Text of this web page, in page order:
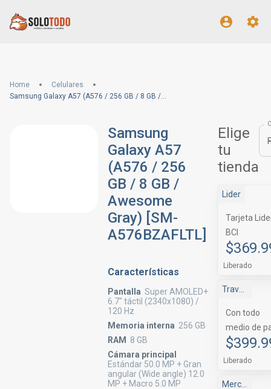
Home
Celulares
Samsung Galaxy A57 (A576 / 256 GB / 8 GB / Awesome Gray) [SM-A576BZAFLTL]
Samsung
Galaxy A57
(A576 / 256
GB / 8 GB /
Awesome
Gray) [SM-
A576BZAFLTL]
Características
Pantalla Super AMOLED+
6.7" táctil (2340x1080) /
120 Hz
Memoria interna 256 GB
RAM
8 GB
Cámara principal
Estándar 50.0 MP + Gran
angular (Wide angle) 12.0
MP + Macro 5.0 MP
Elige
tu
tienda
Lider
Tarjeta
BCI
Liberado
Con todo
medio de
Liberado